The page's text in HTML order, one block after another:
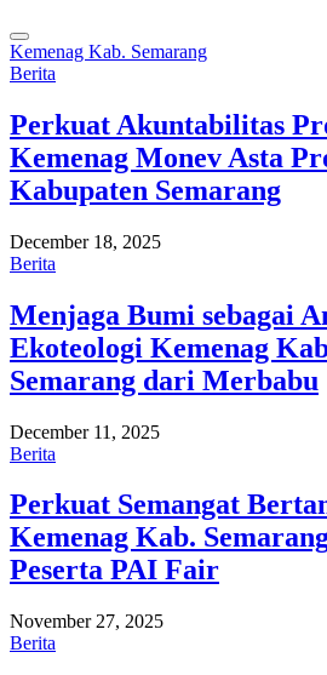
Kemenag Kab. Semarang
Berita
Perkuat Akuntabilitas
Kemenag Monev Asta
Kabupaten Semarang
December 18, 2025
Berita
Menjaga Bumi sebagai
Ekoteologi Kemenag
Semarang dari Merbabu
December 11, 2025
Berita
Perkuat Semangat
Kemenag Kab.
Peserta PAI Fair
November 27, 2025
Berita